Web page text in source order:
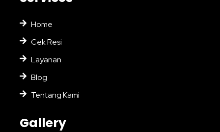
Home
Cek Resi
Layanan
Blog
Tentang Kami
Gallery